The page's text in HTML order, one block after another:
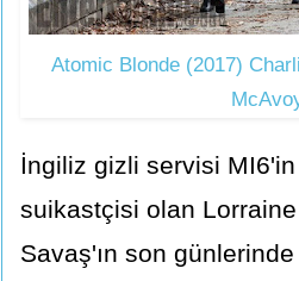
Atomic Blonde (2017)
İngiliz gizli servisi
suikastçisi olan
Savaş'ın son